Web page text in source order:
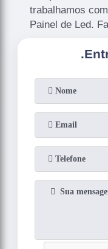
trabalhamos
Painel de Led.
.